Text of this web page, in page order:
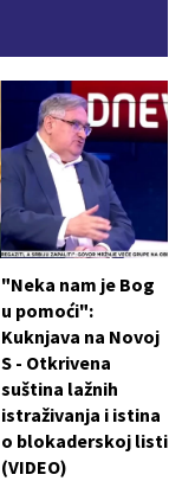
"Neka nam je Bog
u pomoći":
Kuknjava na Novoj
S - Otkrivena
suština lažnih
istraživanja i istina
o blokaderskoj listi
(VIDEO)